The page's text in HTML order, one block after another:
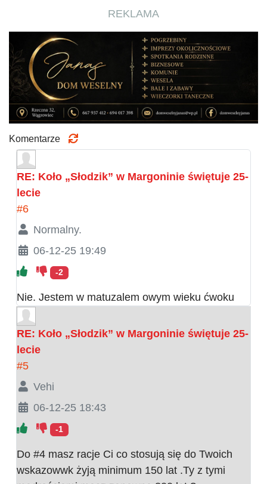
REKLAMA
Komentarze
RE: Koło „Słodzik” w Margoninie świętuje 25-
lecie
#6
Normalny.
06-12-25 19:49
-2
Nie. Jestem w matuzalem owym wieku ćwoku
RE: Koło „Słodzik” w Margoninie świętuje 25-
lecie
#5
Vehi
06-12-25 18:43
-1
Do #4 masz racje Ci co stosują się do Twoich
wskazowwk żyją minimum 150 lat .Ty z tymi